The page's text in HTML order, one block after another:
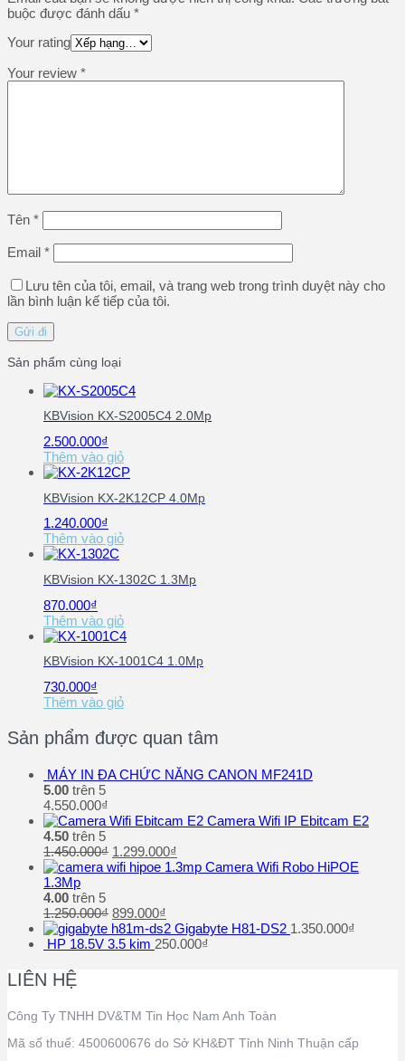
buộc được đánh dấu *
Your rating
Your review *
Tên *
Email *
Lưu tên của tôi, email, và trang web trong trình duyệt này cho
lần bình luận kế tiếp của tôi.
Sản phẩm cùng loại
KBVision KX-S2005C4 2.0Mp
2.500.000₫
Thêm vào giỏ
KBVision KX-2K12CP 4.0Mp
1.240.000₫
Thêm vào giỏ
KBVision KX-1302C 1.3Mp
870.000₫
Thêm vào giỏ
KBVision KX-1001C4 1.0Mp
730.000₫
Thêm vào giỏ
Sản phẩm được quan tâm
MÁY IN ĐA CHỨC NĂNG CANON MF241D
5.00 trên 5
4.550.000₫
Camera Wifi IP Ebitcam E2
4.50 trên 5
1.450.000₫ 1.299.000₫
Camera Wifi Robo HiPOE
1.3Mp
4.00 trên 5
1.250.000₫ 899.000₫
Gigabyte H81-DS2 1.350.000₫
HP 18.5V 3.5 kim 250.000₫
LIÊN HỆ
Công Ty TNHH DV&TM Tin Học Nam Anh Toàn
Mã số thuế: 4500600676 do Sở KH&ĐT Tỉnh Ninh Thuận cấp